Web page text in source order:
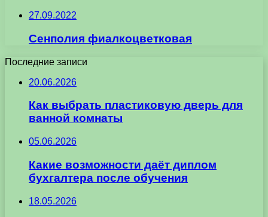
27.09.2022
Сенполия фиалкоцветковая
Последние записи
20.06.2026
Как выбрать пластиковую дверь для
ванной комнаты
05.06.2026
Какие возможности даёт диплом
бухгалтера после обучения
18.05.2026